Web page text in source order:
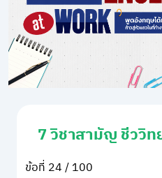
7 วิชาสามัญ ชีววิ
ข้อที่ 24 / 100